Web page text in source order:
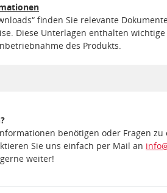
finden Sie relevante
Diese Unterlagen enthalten
des Produkts.
benötigen oder Fragen
Sie uns einfach per Mail an
weiter!